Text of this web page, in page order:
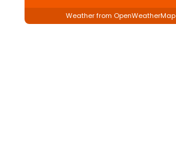
Weather from OpenWeatherMap